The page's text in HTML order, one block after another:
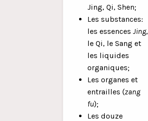
Jing, Qi, Shen;
Les substances:
les essences Jing,
le Qi, le Sang et
les liquides
organiques;
Les organes et
entrailles (zang
fu);
Les douze